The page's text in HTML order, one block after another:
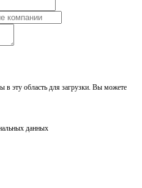
эту область для загрузки. Вы можете
данных